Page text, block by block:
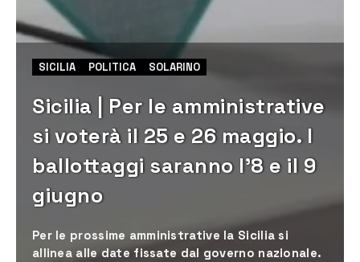
SICILIA POLITICA SOLARINO
Sicilia | Per le amministrative
si voterà il 25 e 26 maggio. I
ballottaggi saranno l’8 e il 9
giugno
Per le prossime amministrative la Sicilia si
allinea alle date fissate dal governo nazionale.